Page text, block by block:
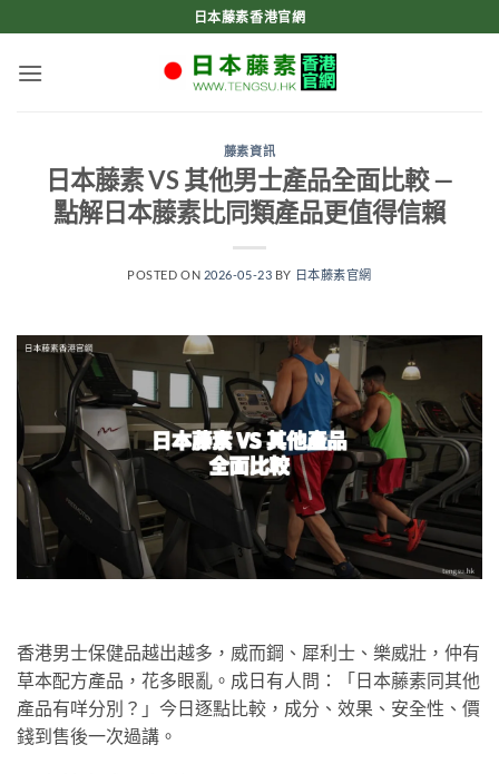
to
content
日本藤素香港官網
藤素資訊
日本藤素 VS 其他男士產品全面比較 —
點解日本藤素比同類產品更值得信賴
POSTED ON 2026-05-23 BY 日本藤素官網
香港男士保健品越出越多，威而鋼、犀利士、樂威壯，仲有
草本配方產品，花多眼亂。成日有人問：「日本藤素同其他
產品有咩分別？」今日逐點比較，成分、效果、安全性、價
錢到售後一次過講。